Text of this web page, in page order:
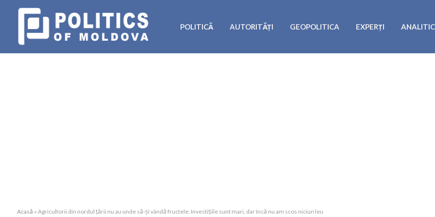
POLITICĂ AUTORITĂȚI GEOPOLITICA EXPERȚI
Acasă » Agricultorii din nordul țării nu au unde să-și vândă fructele: Investițiile sunt mari, dar încă nu am scos niciun leu